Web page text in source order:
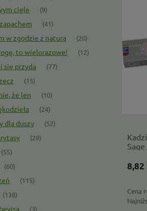
ciele (9)
(41)
w zgodzie z naturą (20)
to wielorazowe! (12)
się przyda (77)
(15)
że len (10)
(24)
dla duszy (52)
(29)
(55)
(60)
(115)
(138)
(3)
8,82
Cena